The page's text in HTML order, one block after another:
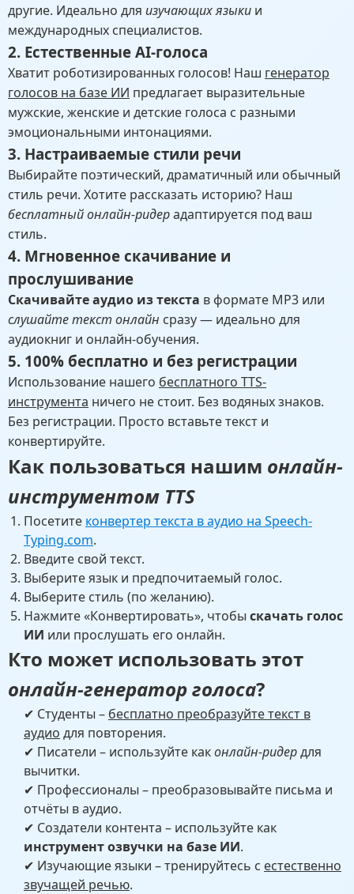
другие. Идеально для изучающих языки и
международных специалистов.
2. Естественные AI-голоса
Хватит роботизированных голосов! Наш генератор
голосов на базе ИИ предлагает выразительные
мужские, женские и детские голоса с разными
эмоциональными интонациями.
3. Настраиваемые стили речи
Выбирайте поэтический, драматичный или обычный
стиль речи. Хотите рассказать историю? Наш
бесплатный онлайн-ридерадаптируется под ваш
стиль.
4. Мгновенное скачивание и
прослушивание
Скачивайте аудио из текста в формате MP3 или
слушайте текст онлайн сразу — идеально для
аудиокниг и онлайн-обучения.
5. 100% бесплатно и без регистрации
Использование нашего бесплатного TTS-
инструмента ничего не стоит. Без водяных знаков.
Без регистрации. Просто вставьте текст и
конвертируйте.
Как пользоваться нашим онлайн-
инструментом TTS
Посетите конвертер текста в аудио на Speech-
Typing.com.
Введите свой текст.
Выберите язык и предпочитаемый голос.
Выберите стиль (по желанию).
Нажмите «Конвертировать», чтобы скачать голос
ИИ или прослушать его онлайн.
Кто может использовать этот
онлайн-генератор голоса?
✔ Студенты – бесплатно преобразуйте текст в
аудио для повторения.
✔ Писатели – используйте каконлайн-ридердля
вычитки.
✔ Профессионалы – преобразовывайте письма и
отчёты в аудио.
✔ Создатели контента – используйте как
инструмент озвучки на базе ИИ.
✔ Изучающие языки – тренируйтесь с естественно
звучащей речью.